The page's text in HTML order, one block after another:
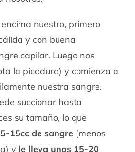
nuestro, primero
y con buena
capilar. Luego nos
la picadura) y comienza a
nuestra sangre.
succionar hasta
su tamaño, lo que
5-15cc de sangre(menos
y le lleva unos 15-20